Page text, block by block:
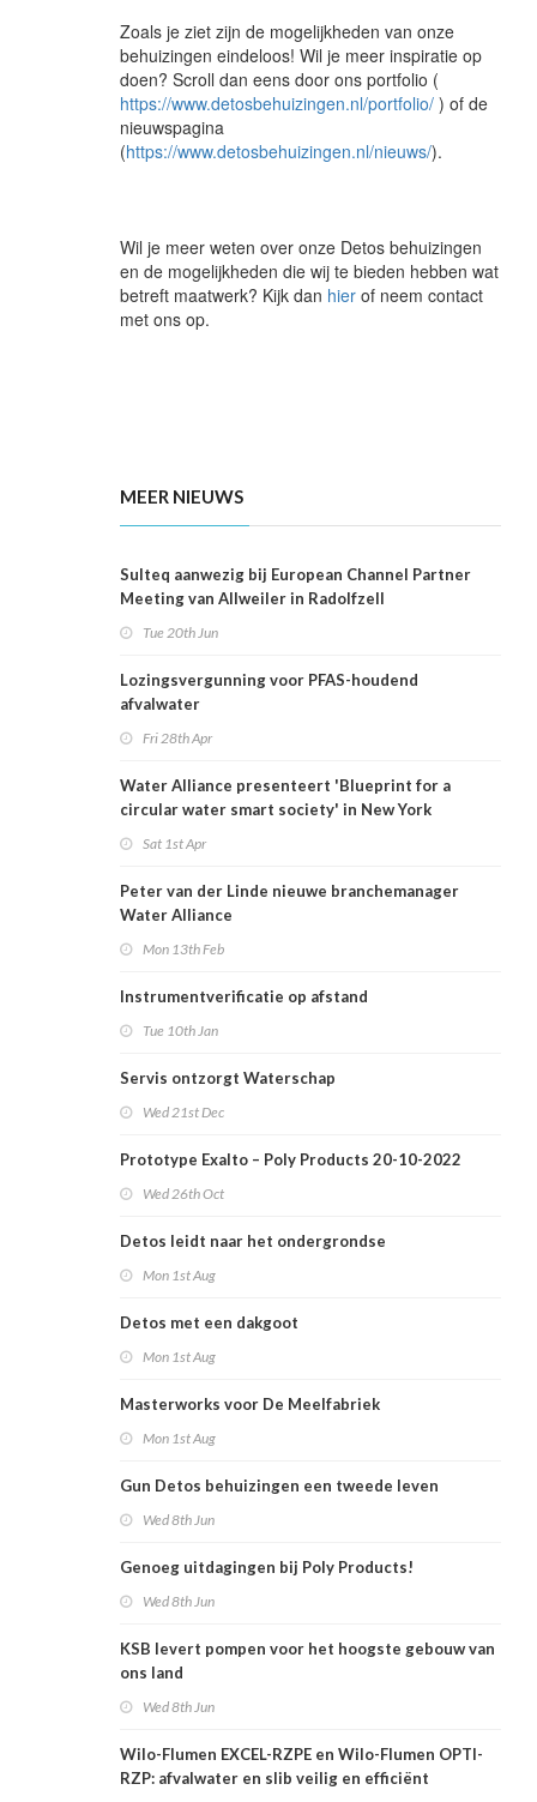
Zoals je ziet zijn de mogelijkheden van onze
behuizingen eindeloos! Wil je meer inspiratie op
doen? Scroll dan eens door ons portfolio (
https://www.detosbehuizingen.nl/portfolio/ ) of de
nieuwspagina
(https://www.detosbehuizingen.nl/nieuws/).
Wil je meer weten over onze Detos behuizingen
en de mogelijkheden die wij te bieden hebben wat
betreft maatwerk? Kijk dan hier of neem contact
met ons op.
MEER NIEUWS
Sulteq aanwezig bij European Channel Partner
Meeting van Allweiler in Radolfzell
Tue 20th Jun
Lozingsvergunning voor PFAS-houdend
afvalwater
Fri 28th Apr
Water Alliance presenteert 'Blueprint for a
circular water smart society' in New York
Sat 1st Apr
Peter van der Linde nieuwe branchemanager
Water Alliance
Mon 13th Feb
Instrumentverificatie op afstand
Tue 10th Jan
Servis ontzorgt Waterschap
Wed 21st Dec
Prototype Exalto – Poly Products 20-10-2022
Wed 26th Oct
Detos leidt naar het ondergrondse
Mon 1st Aug
Detos met een dakgoot
Mon 1st Aug
Masterworks voor De Meelfabriek
Mon 1st Aug
Gun Detos behuizingen een tweede leven
Wed 8th Jun
Genoeg uitdagingen bij Poly Products!
Wed 8th Jun
KSB levert pompen voor het hoogste gebouw van
ons land
Wed 8th Jun
Wilo-Flumen EXCEL-RZPE en Wilo-Flumen OPTI-
RZP: afvalwater en slib veilig en efficiënt